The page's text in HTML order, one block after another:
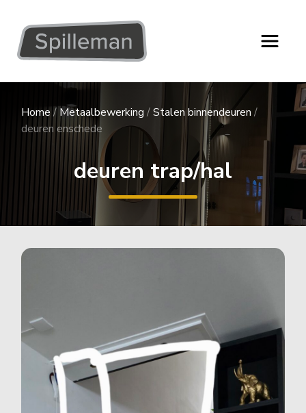
Home/ Metaalbewerking /Stalen binnendeuren /
deuren enschede
deuren trap/hal